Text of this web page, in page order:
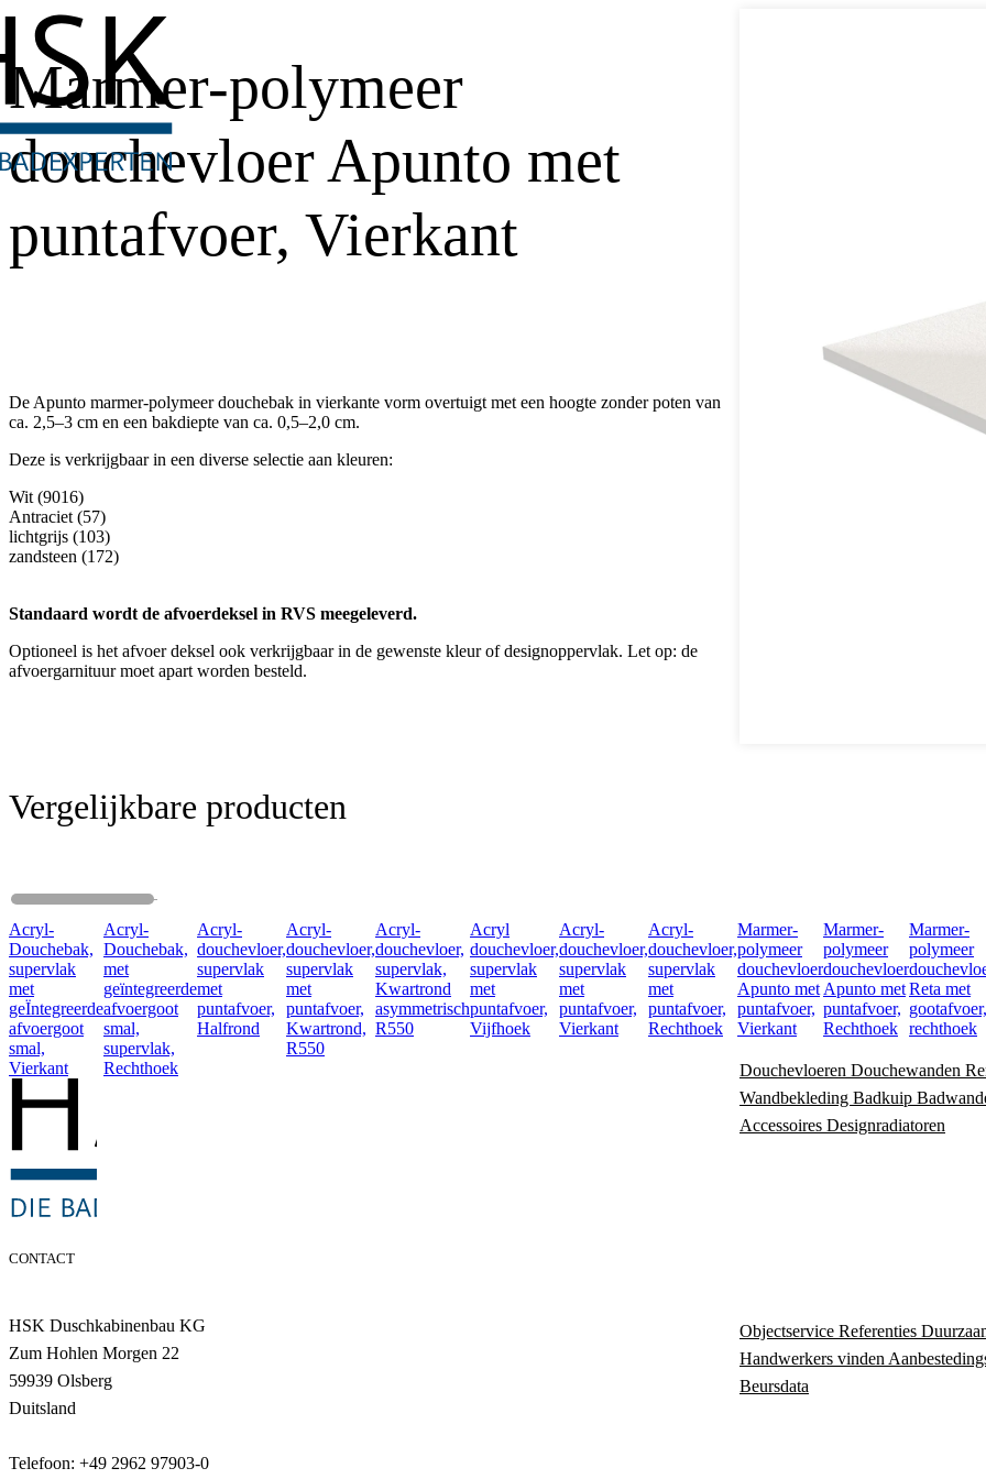
Marmer-polymeer
douchevloer Apunto met
puntafvoer, Vierkant
De Apunto marmer-polymeer douchebak in vierkante vorm overtuigt met een hoogte zonder poten van
ca. 2,5–3 cm en een bakdiepte van ca. 0,5–2,0 cm.
Deze is verkrijgbaar in een diverse selectie aan kleuren:
Wit (9016)
Antraciet (57)
lichtgrijs (103)
zandsteen (172)
Standaard wordt de afvoerdeksel in RVS meegeleverd.
Optioneel is het afvoer deksel ook verkrijgbaar in de gewenste kleur of designoppervlak. Let op: de
afvoergarnituur moet apart worden besteld.
Vergelijkbare producten
Acryl-
Douchebak,
supervlak
met
geÏntegreerde
afvoergoot
smal,
Vierkant
Acryl-
Douchebak,
met
geïntegreerde
afvoergoot
smal,
supervlak,
Rechthoek
Acryl-
douchevloer,
supervlak
met
puntafvoer,
Halfrond
Acryl-
douchevloer,
supervlak
met
puntafvoer,
Kwartrond,
R550
Acryl-
douchevloer,
supervlak,
Kwartrond
asymmetrisch
R550
Acryl
douchevloer,
supervlak
met
puntafvoer,
Vijfhoek
Acryl-
douchevloer,
supervlak
met
puntafvoer,
Vierkant
Acryl-
douchevloer,
supervlak
met
puntafvoer,
Rechthoek
Marmer-
polymeer
douchevloer
Apunto met
puntafvoer,
Vierkant
Marmer-
polymeer
douchevloer
Apunto met
puntafvoer,
Rechthoek
Marmer-
polymeer
Reta met
gootafvoer,
rechthoek
CONTACT
HSK Duschkabinenbau KG
Zum Hohlen Morgen 22
59939 Olsberg
Duitsland
Telefoon: +49 2962 97903-0
Douchevloeren Douchewanden
Wandbekleding Badkuip
Accessoires Designradiatoren
Objectservice Referenties
Handwerkers vinden
Beursdata